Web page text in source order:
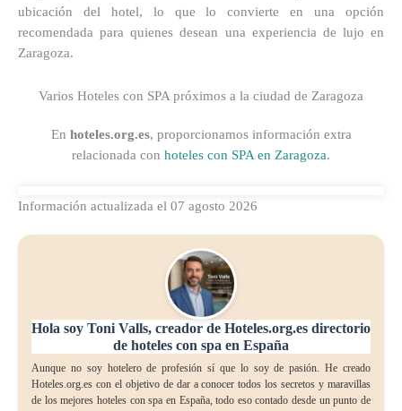
ubicación del hotel, lo que lo convierte en una opción
recomendada para quienes desean una experiencia de lujo en
Zaragoza.
Varios Hoteles con SPA próximos a la ciudad de Zaragoza
En hoteles.org.es, proporcionamos información extra
relacionada con hoteles con SPA en Zaragoza.
Información actualizada el 07 agosto 2026
Hola soy Toni Valls, creador de Hoteles.org.es directorio
de hoteles con spa en España
Aunque no soy hotelero de profesión sí que lo soy de pasión. He creado
Hoteles.org.es con el objetivo de dar a conocer todos los secretos y maravillas
de los mejores hoteles con spa en España, todo eso contado desde un punto de